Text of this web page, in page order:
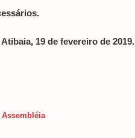
Atibaia, 19 de fevereiro de 2019.